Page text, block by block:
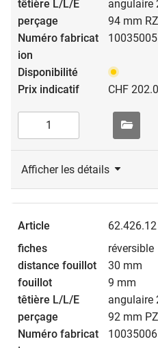
94 mm
10035005
CHF
Afficher les détails
62.426.12
réversible
30 mm
9 mm
92 mm
10035006